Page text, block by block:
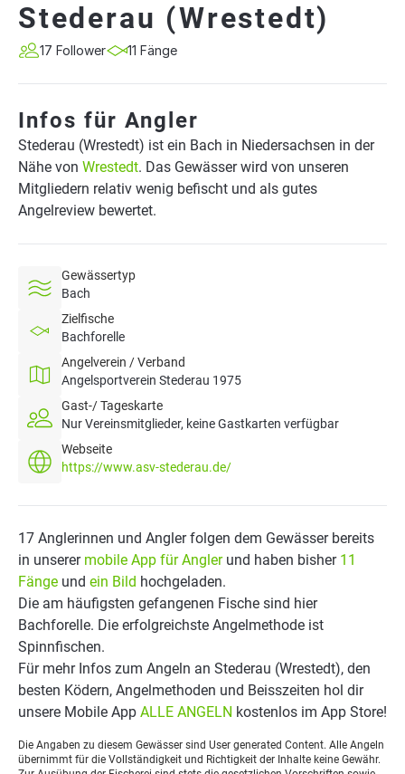
Stederau (Wrestedt)
17 Follower 11 Fänge
Infos für Angler
Stederau (Wrestedt) ist ein Bach in Niedersachsen in der
Nähe von Wrestedt. Das Gewässer wird von unseren
Mitgliedern relativ wenig befischt und als gutes
Angelreview bewertet.
Gewässertyp
Bach
Zielfische
Bachforelle
Angelverein / Verband
Angelsportverein Stederau 1975
Gast-/ Tageskarte
Nur Vereinsmitglieder, keine Gastkarten verfügbar
Webseite
https://www.asv-stederau.de/
17 Anglerinnen und Angler folgen dem Gewässer bereits
in unserer mobile App für Anglerund haben bisher 11
Fänge und ein Bild hochgeladen.
Die am häufigsten gefangenen Fische sind hier
Bachforelle. Die erfolgreichste Angelmethode ist
Spinnfischen.
Für mehr Infos zum Angeln an Stederau (Wrestedt), den
besten Ködern, Angelmethoden und Beisszeiten hol dir
unsere Mobile App ALLE ANGELN kostenlos im App Store!
Die Angaben zu diesem Gewässer sind User generated Content. Alle Angeln
übernimmt für die Vollständigkeit und Richtigkeit der Inhalte keine Gewähr.